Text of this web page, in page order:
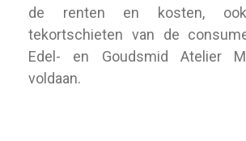
de renten en kosten,
tekortschieten van de
Edel- en Goudsmid Atelier
voldaan.